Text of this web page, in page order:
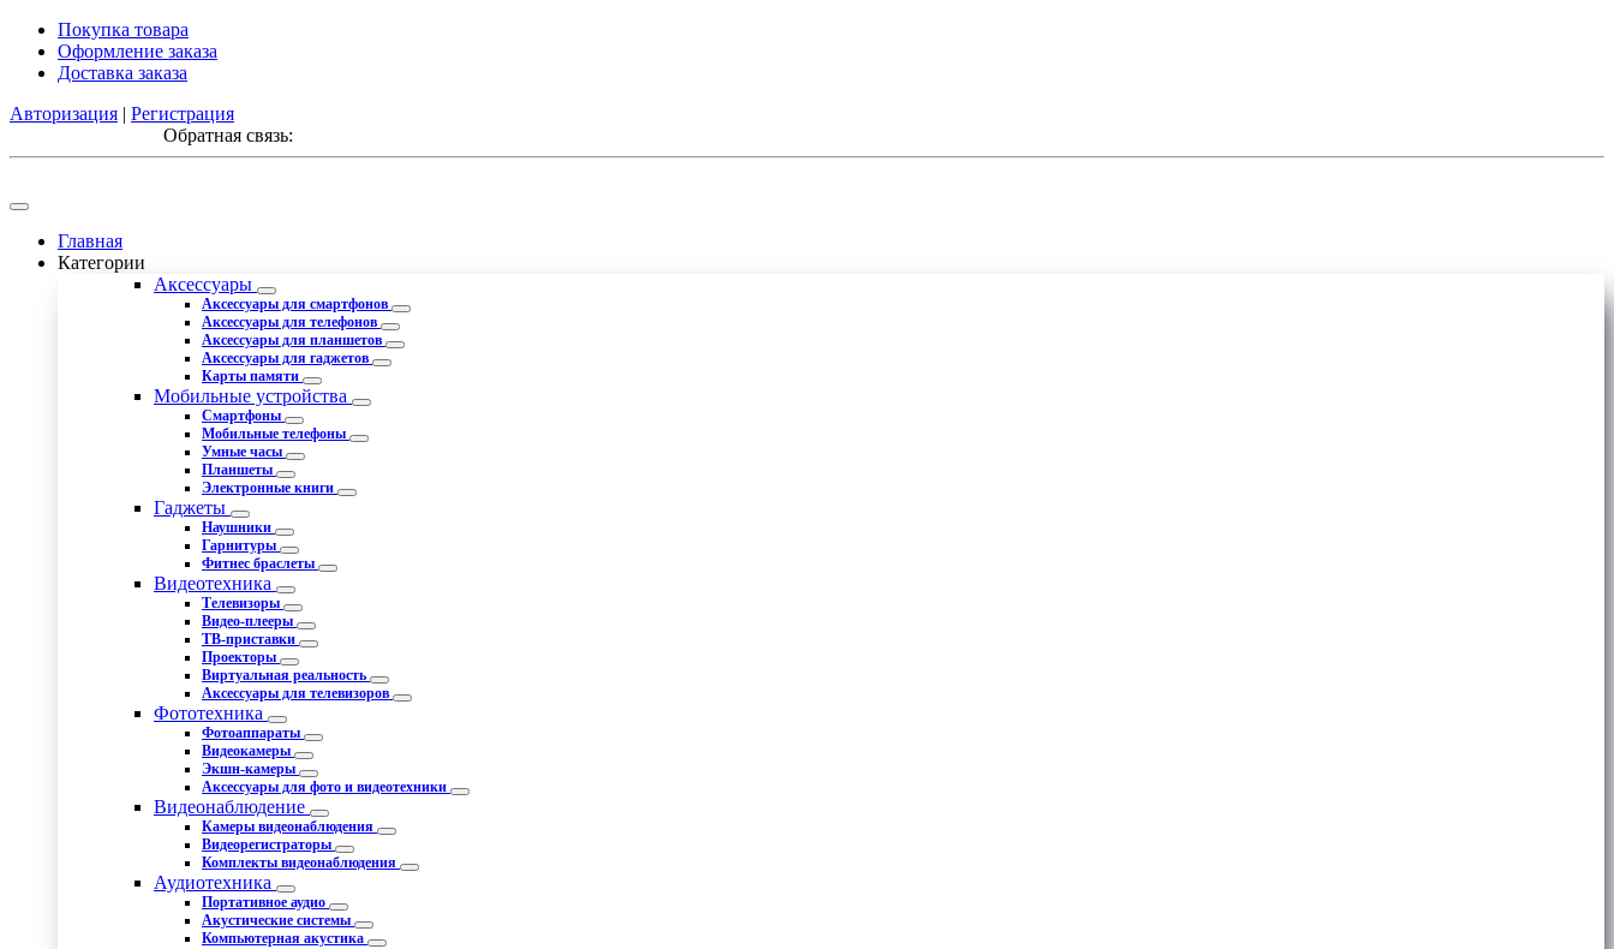
Покупка товара
Оформление заказа
Доставка заказа
Авторизация | Регистрация
Обратная связь:
Главная
Категории
Аксессуары
Аксессуары для смартфонов
Аксессуары для телефонов
Аксессуары для планшетов
Аксессуары для гаджетов
Карты памяти
Мобильные устройства
Смартфоны
Мобильные телефоны
Умные часы
Планшеты
Электронные книги
Гаджеты
Наушники
Гарнитуры
Фитнес браслеты
Видеотехника
Телевизоры
Видео-плееры
ТВ-приставки
Проекторы
Виртуальная реальность
Аксессуары для телевизоров
Фототехника
Фотоаппараты
Видеокамеры
Экшн-камеры
Аксессуары для фото и видеотехники
Видеонаблюдение
Камеры видеонаблюдения
Видеорегистраторы
Комплекты видеонаблюдения
Аудиотехника
Портативное аудио
Акустические системы
Компьютерная акустика